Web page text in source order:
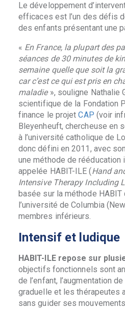
Le développement
efficaces est l’un des défis
des enfants présentant une
« En France, la plupart des
séances de 30 minutes de
semaine quelle que soit la
car c’est ce qui est pris en
maladie », souligne Nathalie
scientifique de la Fondation
finance le projetCAP (voir
Bleyenheuft, chercheuse en
à l’université catholique de
donc défini en 2011, avec
une méthode de rééducation
appelée HABIT-ILE (Hand
Intensive Therapy Including
basée sur la méthode
l’université de Columbia
membres inférieurs.
Intensif et ludique
HABIT-ILE repose sur
objectifs fonctionnels sont
de l’enfant, l’augmentation
graduelle et les thérapeutes
sans guider ses